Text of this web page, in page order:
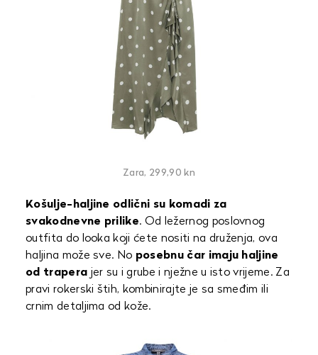
Zara, 299,90 kn
Košulje-haljine odlični su komadi za
svakodnevne prilike. Od ležernog poslovnog
outfita do looka koji ćete nositi na druženja, ova
haljina može sve. No posebnu čar imaju haljine
od trapera jer su i grube i nježne u isto vrijeme. Za
pravi rokerski štih, kombinirajte je sa smeđim ili
crnim detaljima od kože.